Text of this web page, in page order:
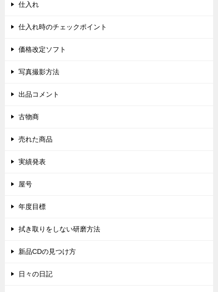
仕入れ
仕入れ時のチェックポイント
価格改定ソフト
写真撮影方法
出品コメント
古物商
売れた商品
実績発表
屋号
年度目標
拭き取りをしない研磨方法
新品CDの見つけ方
日々の日記